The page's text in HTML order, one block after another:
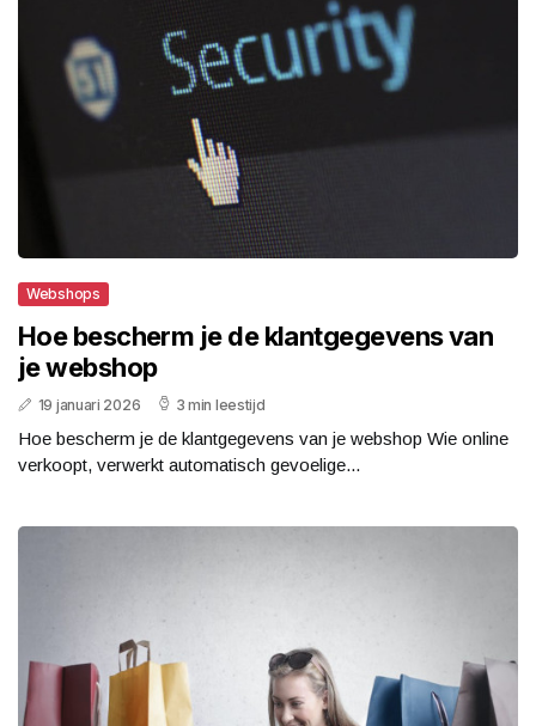
Webshops
Hoe bescherm je de klantgegevens van
je webshop
19 januari 2026 3 min leestijd
Hoe bescherm je de klantgegevens van je webshop Wie online
verkoopt, verwerkt automatisch gevoelige...